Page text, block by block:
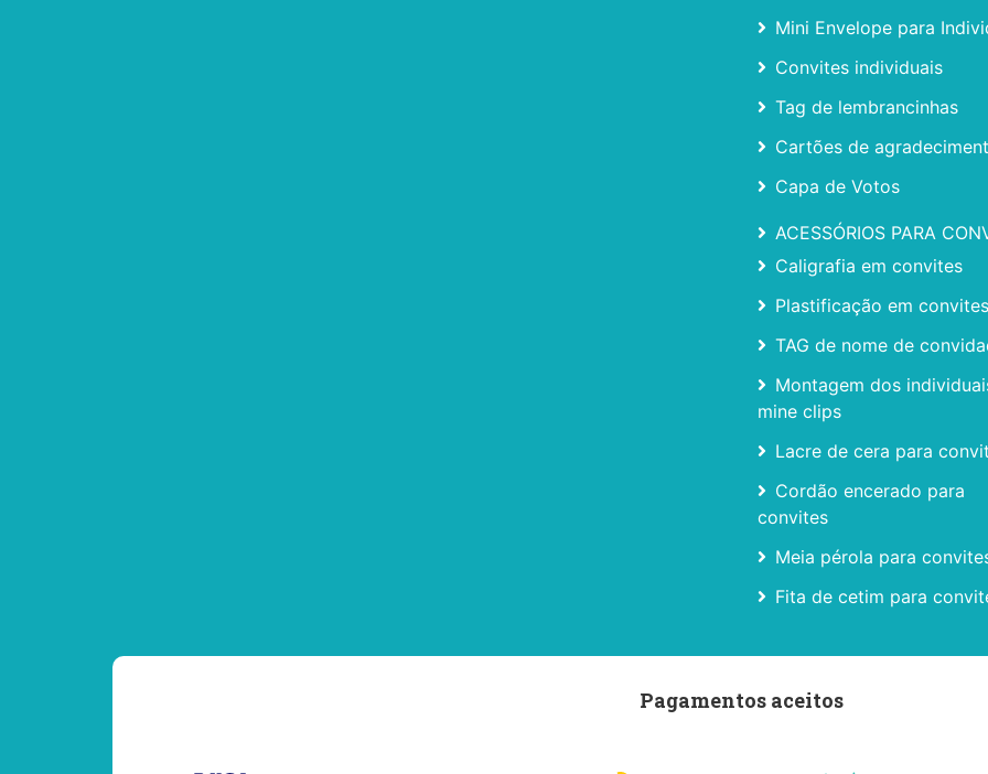
Mini Envelope para
Convites individuais
Tag de lembrancinhas
Cartões de
Capa de Votos
ACESSÓRIOS PARA
Caligrafia em convites
Plastificação em convites
TAG de nome de
Montagem dos
mine clips
Lacre de cera para
Cordão encerado para
convites
Meia pérola para
Fita de cetim para
Pagamentos aceitos